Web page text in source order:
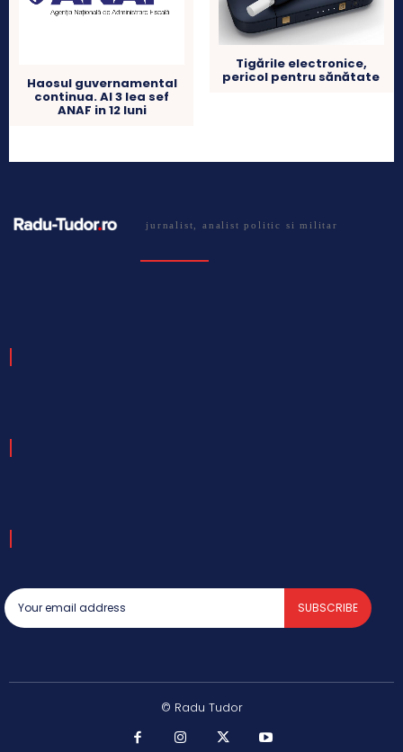
Haosul guvernamental
continua. Al 3 lea sef
ANAF in 12 luni
Tigările electronice,
pericol pentru sănătate
jurnalist, analist politic si militar
SUBSCRIBE
© Radu Tudor